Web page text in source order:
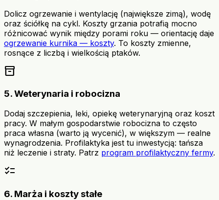
Dolicz ogrzewanie i wentylację (największe zimą), wodę
oraz ściółkę na cykl. Koszty grzania potrafią mocno
różnicować wynik między porami roku — orientację daje
ogrzewanie kurnika — koszty. To koszty zmienne,
rosnące z liczbą i wielkością ptaków.
inventory_2
5. Weterynaria i robocizna
Dodaj szczepienia, leki, opiekę weterynaryjną oraz koszt
pracy. W małym gospodarstwie robocizna to często
praca własna (warto ją wycenić), w większym — realne
wynagrodzenia. Profilaktyka jest tu inwestycją: tańsza
niż leczenie i straty. Patrz program profilaktyczny fermy.
checklist
6. Marża i koszty stałe